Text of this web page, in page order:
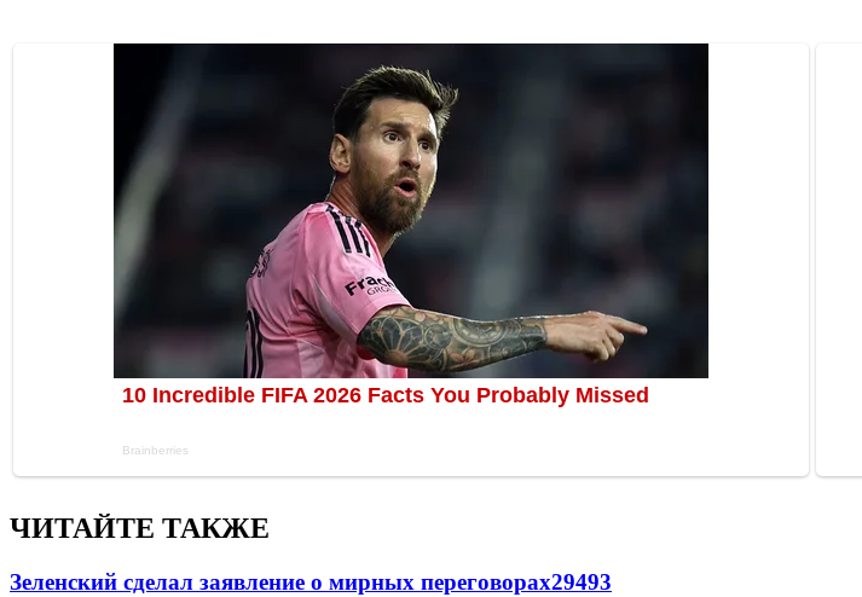
ЧИТАЙТЕ ТАКЖЕ
Зеленский сделал заявление о мирных переговорах29493